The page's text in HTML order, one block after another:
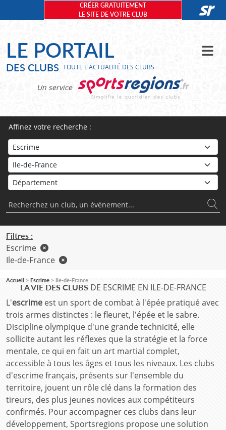
Panneau de gestion des cookies
LA VIE DES CLUBSDE ESCRIME EN ILE-DE-FRANCE
L'escrime est un sport de combat à l'épée pratiqué avec
trois armes distinctes : le fleuret, l'épée et le sabre.
Discipline olympique d'une grande technicité, elle
sollicite autant les réflexes que la stratégie et la force
mentale, ce qui en fait un art martial complet,
accessible à tous les âges et tous les niveaux. Les clubs
d'escrime français, présents sur l'ensemble du
territoire, jouent un rôle clé dans la formation des
tireurs, des plus jeunes novices aux compétiteurs
confirmés. Pour accompagner ces clubs dans leur
développement, Sportsregions propose une solution
Affinez votre recherche :
Filtres :
Escrime
Ile-de-France
Accueil Escrime Ile-de-France
LE PORTAIL
DES CLUBS TOUTE L'ACTUALITÉ DES CLUBS
Un service
CRÉER GRATUITEMENT
LE SITE DE VOTRE CLUB